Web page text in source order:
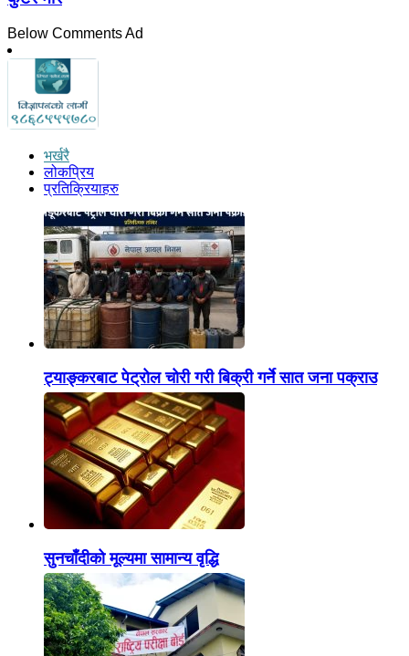
Below Comments Ad
भर्खरै
लोकप्रिय
प्रतिक्रियाहरु
ट्याङ्करबाट पेट्रोल चोरी गरी बिक्री गर्ने सात जना पक्राउ
सुनचाँदीको मूल्यमा सामान्य वृद्धि